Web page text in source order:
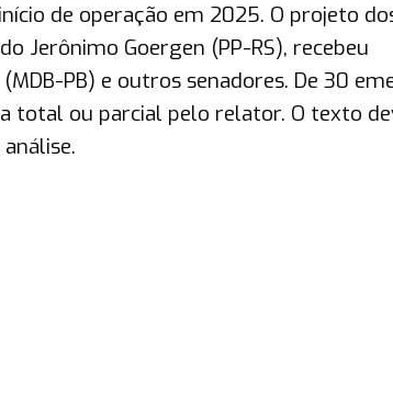
de operação em 2025. O projeto
Jerônimo Goergen (PP-RS), recebeu
PB) e outros senadores. De 30
total ou parcial pelo relator. O texto